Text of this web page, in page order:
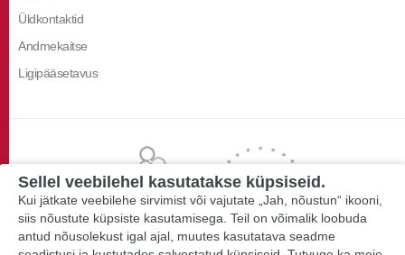
Üldkontaktid
Andmekaitse
Ligipääsetavus
Sellel veebilehel kasutatakse küpsiseid.
Kui jätkate veebilehe sirvimist või vajutate „Jah, nõustun“ ikooni,
siis nõustute küpsiste kasutamisega. Teil on võimalik loobuda
antud nõusolekust igal ajal, muutes kasutatava seadme